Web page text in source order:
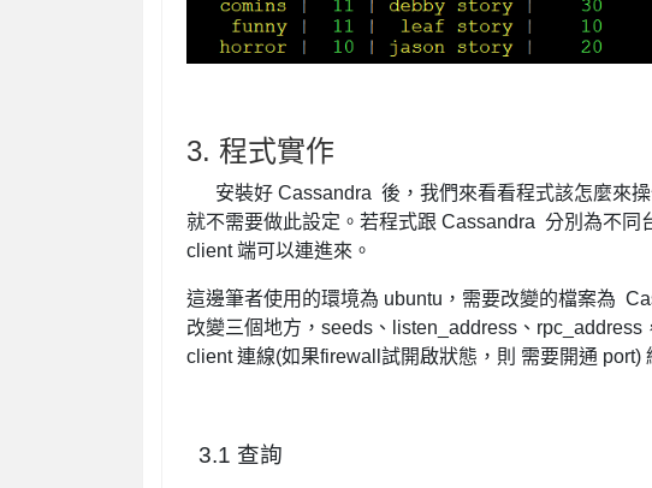
3. 程式實作
安裝好 Cassandra 後，我們來看看程式該怎麼來
就不需要做此設定。若程式跟 Cassandra 分別為不
client 端可以連進來。
這邊筆者使用的環境為 ubuntu， 需要改變的檔案為
改變三個地方， seeds、listen_address、
client 連線(如果firewall試開啟狀態，則 需要開通 port)
3.1 查詢